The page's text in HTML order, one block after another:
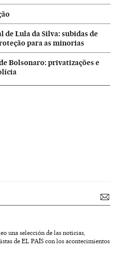
Lula da Silva: subidas de
para as minorias
Bolsonaro: privatizações e
una selección de las noticias,
de EL PAÍS con los acontecimientos